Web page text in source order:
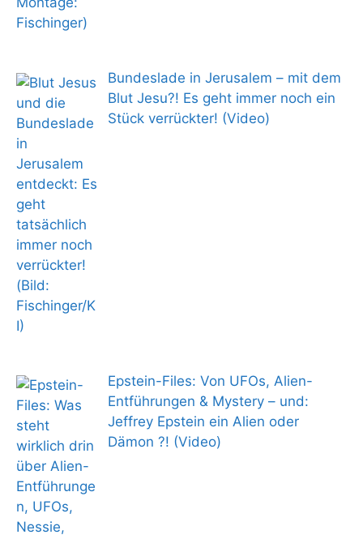
Bundeslade in Jerusalem – mit dem
Blut Jesu?! Es geht immer noch ein
Stück verrückter! (Video)
Epstein-Files: Von UFOs, Alien-
Entführungen & Mystery – und:
Jeffrey Epstein ein Alien oder
Dämon ?! (Video)